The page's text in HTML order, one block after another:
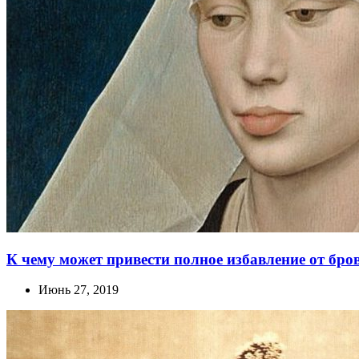
К чему может привести полное избавление от
Июнь 27, 2019